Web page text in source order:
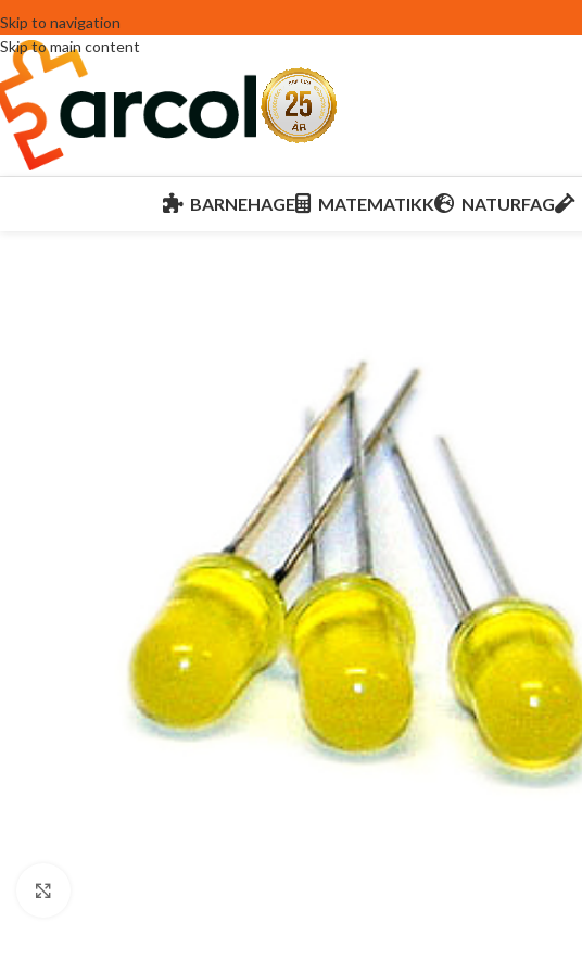
Skip to navigation
Skip to main content
BARNEHAGE MATEMATIKK NATURFAG